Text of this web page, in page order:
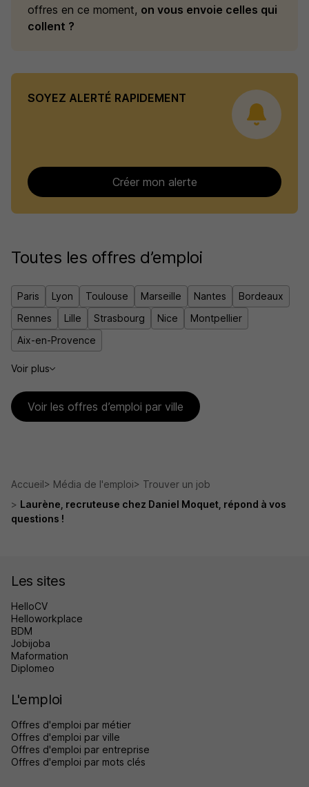
offres en ce moment, on vous envoie celles qui
collent ?
SOYEZ ALERTÉ RAPIDEMENT
Créer mon alerte
Toutes les offres d’emploi
Paris Lyon Toulouse Marseille Nantes
Bordeaux
Rennes
Lille Strasbourg Nice
Montpellier
Aix-en-Provence
Voir plus
Voir les offres d’emploi par ville
Accueil Média de l'emploi
Trouver un job
Laurène, recruteuse chez Daniel Moquet, répond à vos
questions !
Les sites
HelloCV
Helloworkplace
BDM
Jobijoba
Maformation
Diplomeo
L'emploi
Offres d'emploi par métier
Offres d'emploi par ville
Offres d'emploi par entreprise
Offres d'emploi par mots clés